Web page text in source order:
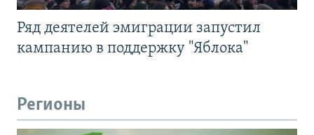
Ряд деятелей эмиграции запустил
кампанию в поддержку "Яблока"
Регионы